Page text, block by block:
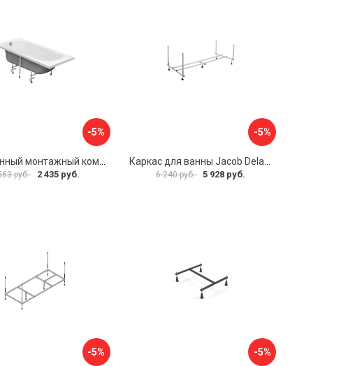
-5%
Упрощенный монтажный комплект для ванны Santek КАСАБЛАНКА 1WH501541 00058310
руб. 2 435 руб.
-5%
Каркас для ванны Jacob Delafon E6D082RU-00 Sofa 73633
6 240 руб. 5 928 руб.
-5% -5%